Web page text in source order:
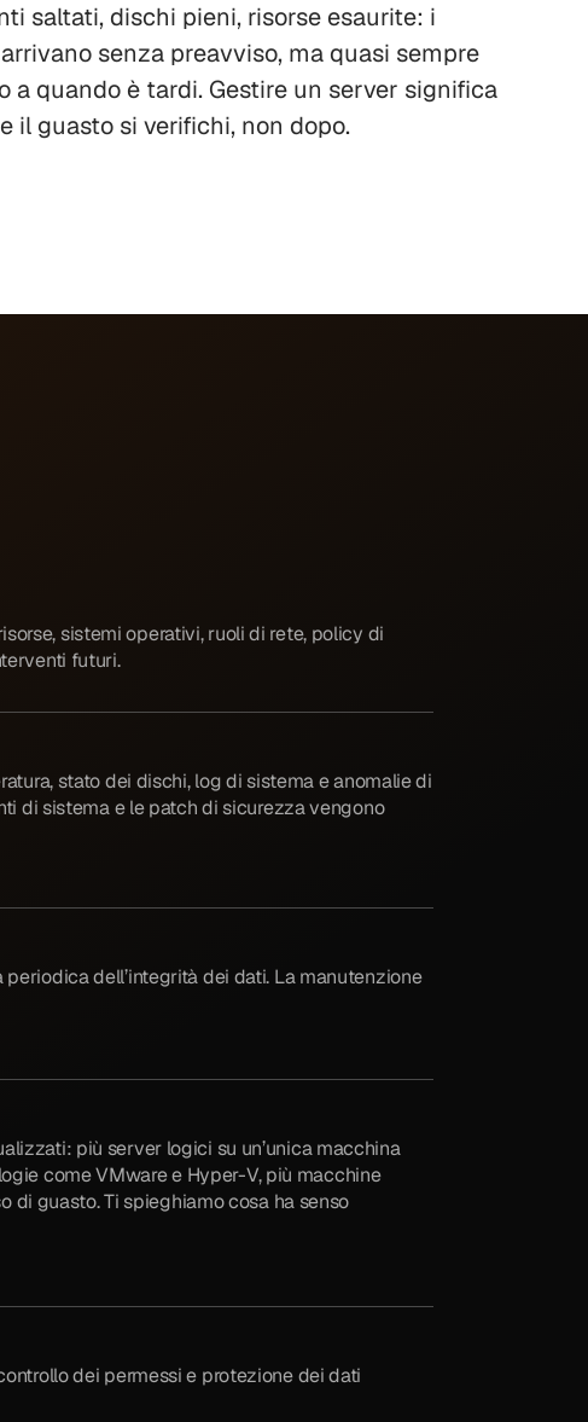
saltati, dischi pieni, risorse esaurite: i
senza preavviso, ma quasi sempre
a quando è tardi. Gestire un server significa
il guasto si verifichi, non dopo.
sistemi operativi, ruoli di rete, policy di
futuri.
stato dei dischi, log di sistema e anomalie di
di sistema e le patch di sicurezza vengono
dell’integrità dei dati. La manutenzione
più server logici su un’unica macchina
come VMware e Hyper-V, più macchine
guasto. Ti spieghiamo cosa ha senso
dei permessi e protezione dei dati